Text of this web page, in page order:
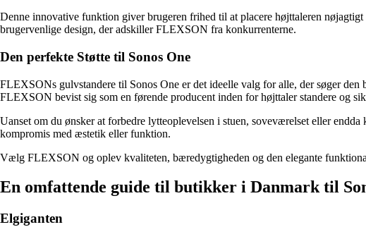
Denne innovative funktion giver brugeren frihed til at placere højttaleren
brugervenlige design, der adskiller FLEXSON fra konkurrenterne.
Den perfekte Støtte til Sonos One
FLEXSONs gulvstandere til Sonos One er det ideelle valg for alle, der søger
FLEXSON bevist sig som en førende producent inden for højttaler standere og
Uanset om du ønsker at forbedre lytteoplevelsen i stuen, soveværelset eller
kompromis med æstetik eller funktion.
Vælg FLEXSON og oplev kvaliteten, bæredygtigheden og den elegante
En omfattende guide til butikker i Danmark til
Elgiganten